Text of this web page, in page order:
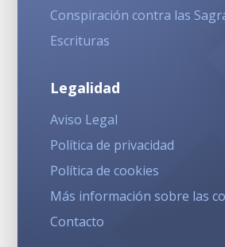
Conspiración contra las
Escrituras
Legalidad
Aviso Legal
Política de privacidad
Política de cookies
Más información sobre las
Contacto